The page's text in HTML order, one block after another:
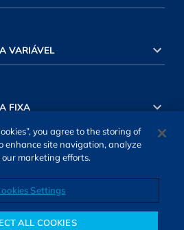
VARIÁVEL
FIXA
Settings
you agree to the storing of
enhance site navigation, analyze
marketing efforts.
Settings
ALL COOKIES